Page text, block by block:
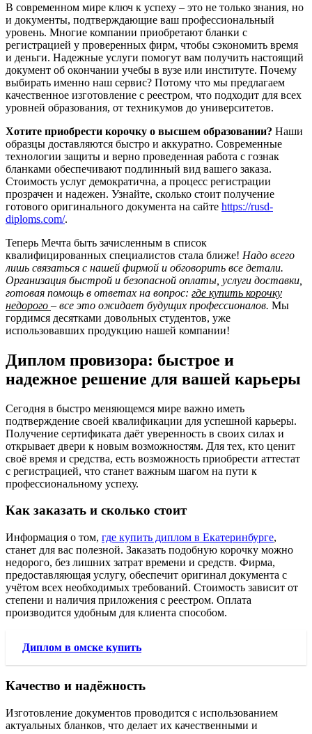
В современном мире ключ к успеху – это не только знания, но
и документы, подтверждающие ваш профессиональный
уровень. Многие компании приобретают бланки с
регистрацией у проверенных фирм, чтобы сэкономить время
и деньги. Надежные услуги помогут вам получить настоящий
документ об окончании учебы в вузе или институте. Почему
выбирать именно наш сервис? Потому что мы предлагаем
качественное изготовление с реестром, что подходит для всех
уровней образования, от техникумов до университетов.
Хотите приобрести корочку о высшем образовании? Наши
образцы доставляются быстро и аккуратно. Современные
технологии защиты и верно проведенная работа с гознак
бланками обеспечивают подлинный вид вашего заказа.
Стоимость услуг демократична, а процесс регистрации
прозрачен и надежен. Узнайте, сколько стоит получение
готового оригинального документа на сайте https://rusd-
diploms.com/.
Теперь Мечта быть зачисленным в список
квалифицированных специалистов стала ближе! Надо всего
лишь связаться с нашей фирмой и обговорить все детали.
Организация быстрой и безопасной оплаты, услуги доставки,
готовая помощь в ответах на вопрос: где купить корочку
недорого – все это ожидает будущих профессионалов. Мы
гордимся десятками довольных студентов, уже
использовавших продукцию нашей компании!
Диплом провизора: быстрое и
надежное решение для вашей карьеры
Сегодня в быстро меняющемся мире важно иметь
подтверждение своей квалификации для успешной карьеры.
Получение сертификата даёт уверенность в своих силах и
открывает двери к новым возможностям. Для тех, кто ценит
своё время и средства, есть возможность приобрести аттестат
с регистрацией, что станет важным шагом на пути к
профессиональному успеху.
Как заказать и сколько стоит
Информация о том, где купить диплом в Екатеринбурге,
станет для вас полезной. Заказать подобную корочку можно
недорого, без лишних затрат времени и средств. Фирма,
предоставляющая услугу, обеспечит оригинал документа с
учётом всех необходимых требований. Стоимость зависит от
степени и наличия приложения с реестром. Оплата
производится удобным для клиента способом.
Диплом в омске купить
Качество и надёжность
Изготовление документов проводится с использованием
актуальных бланков, что делает их качественными и